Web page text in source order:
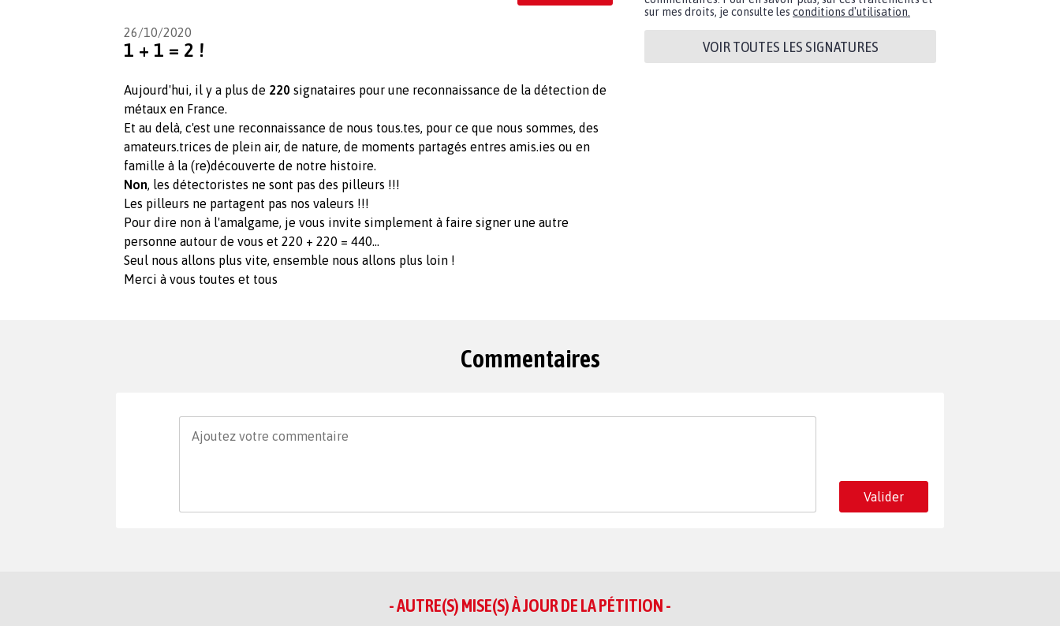
26/10/2020
1 + 1 = 2 !
Aujourd'hui, il y a plus de 220 signataires pour une reconnaissance de la détection de
métaux en France.
Et au delà, c'est une reconnaissance de nous tous.tes, pour ce que nous sommes, des
amateurs.trices de plein air, de nature, de moments partagés entres amis.ies ou en
famille à la (re)découverte de notre histoire.
Non, les détectoristes ne sont pas des pilleurs !!!
Les pilleurs ne partagent pas nos valeurs !!!
Pour dire non à l'amalgame, je vous invite simplement à faire signer une autre
personne autour de vous et 220 + 220 = 440...
Seul nous allons plus vite, ensemble nous allons plus loin !
Merci à vous toutes et tous
sur mes droits, je consulte les conditions d'utilisation.
VOIR TOUTES LES SIGNATURES
Commentaires
Valider
- AUTRE(S) MISE(S) À JOUR DE LA PÉTITION -